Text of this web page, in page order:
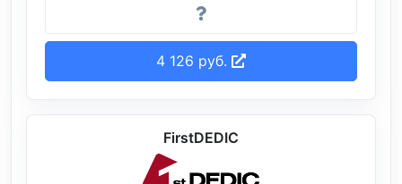
4 126 руб.
FirstDEDIC